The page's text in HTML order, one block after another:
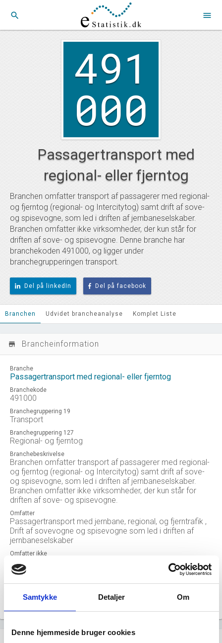
Samtykke Detaljer Om
Denne hjemmeside bruger cookies
search menu
491
000
Passagertransport med
regional- eller fjerntog
Branchen omfatter transport af passagerer med regional-
og fjerntog (regional- og Intercitytog) samt drift af sove-
og spisevogne, som led i driften af jernbaneselskaber.
Branchen omfatter ikke virksomheder, der kun står for
driften af sove- og spisevogne. Denne branche har
branchekoden 491000, og ligger under
branchegrupperingen transport.
Del på linkedIn Del på facebook
Branchen Udvidet brancheanalyse Komplet Liste
store_mall_directory Brancheinformation
Branche
Passagertransport med regional- eller fjerntog
Branchekode
491000
Branchegruppering 19
Transport
Branchegruppering 127
Regional- og fjerntog
Branchebeskrivelse
Branchen omfatter transport af passagerer med regional-
og fjerntog (regional- og Intercitytog) samt drift af sove-
og spisevogne, som led i driften af jernbaneselskaber.
Branchen omfatter ikke virksomheder, der kun står for
driften af sove- og spisevogne.
Omfatter
Passagertransport med jernbane, regional, og fjerntrafik ,
Drift af sovevogne og spisevogne som led i driften af
jernbaneselskaber
Omfatter ikke
Passagertransport i byområder eller i omegnen heraf, jf.
49.31 , Passagerterminalvirksomhed, jf. 52.21.10 , Drift af
rangering, jf. 52.21.10